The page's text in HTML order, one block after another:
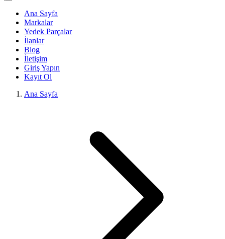
Ana Sayfa
Markalar
Yedek Parçalar
İlanlar
Blog
İletişim
Giriş Yapın
Kayıt Ol
Ana Sayfa